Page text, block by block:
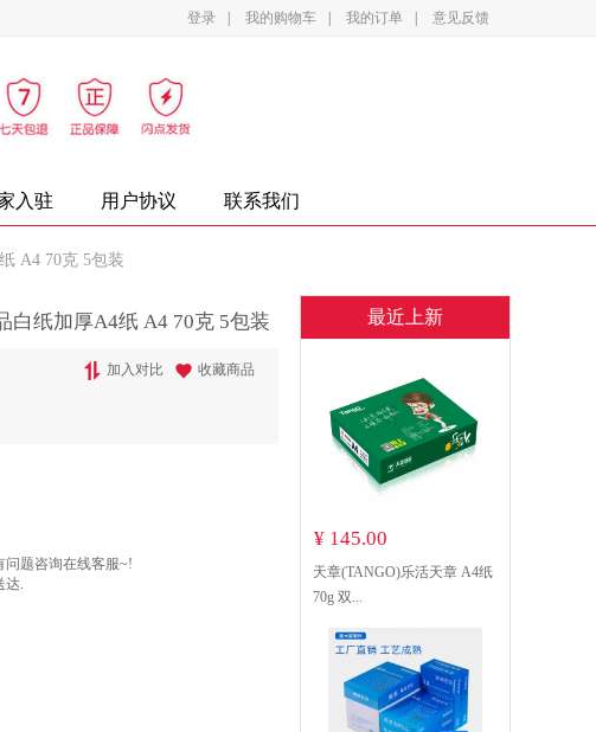
登录 我的购物车 我的订单 意见反馈
设备 摄影设备 家电 办公家具
入驻 用户协议 联系我们
A4 70克 5包装
白纸加厚A4纸 A4 70克 5包装
收藏商品
加入对比
问题咨询在线客服~!
达.
最近上新
¥ 145.00
天章(TANGO)乐活天章 A4纸
70g 双...